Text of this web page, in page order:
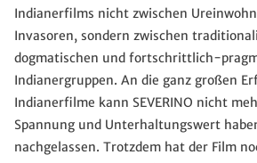
Indianerfilms nicht zwischen
Invasoren, sondern zwischen
dogmatischen und fortschrittlich-
Indianergruppen. An die ganz großen
Indianerfilme kann SEVERINO nicht
Spannung und Unterhaltungswert
nachgelassen. Trotzdem hat der Film